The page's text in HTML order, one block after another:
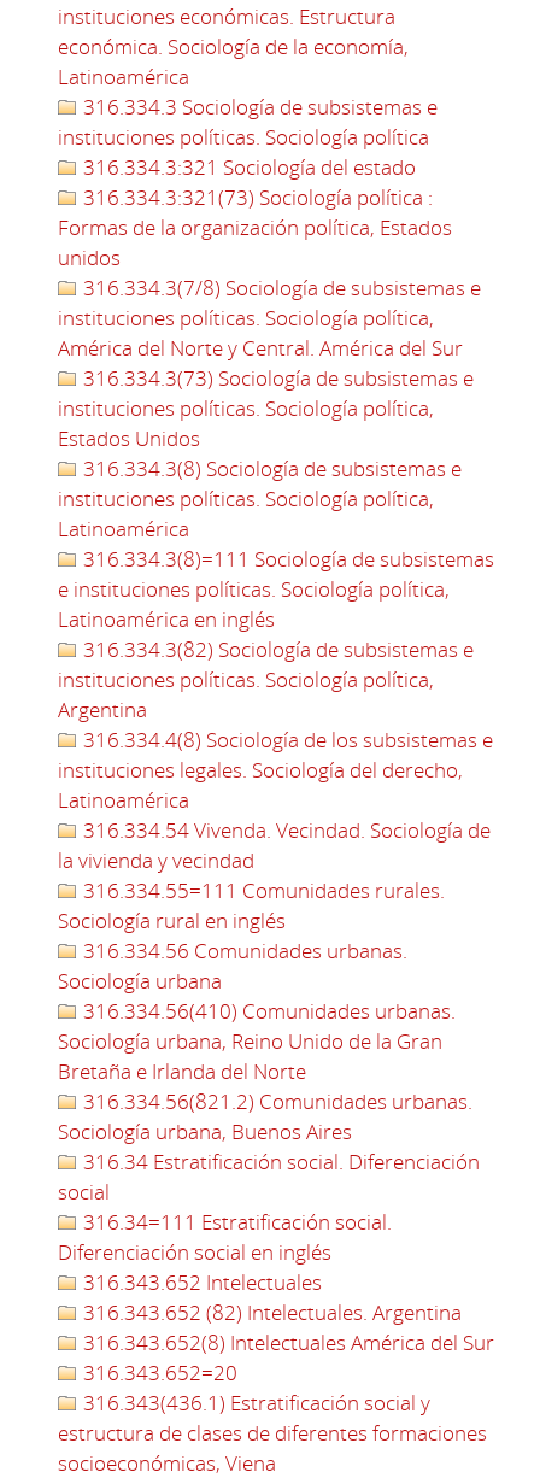
instituciones económicas. Estructura
económica. Sociología de la economía,
Latinoamérica
316.334.3 Sociología de subsistemas e
instituciones políticas. Sociología política
316.334.3:321 Sociología del estado
316.334.3:321(73) Sociología política :
Formas de la organización política, Estados
unidos
316.334.3(7/8) Sociología de subsistemas e
instituciones políticas. Sociología política,
América del Norte y Central. América del Sur
316.334.3(73) Sociología de subsistemas e
instituciones políticas. Sociología política,
Estados Unidos
316.334.3(8) Sociología de subsistemas e
instituciones políticas. Sociología política,
Latinoamérica
316.334.3(8)=111 Sociología de subsistemas
e instituciones políticas. Sociología política,
Latinoamérica en inglés
316.334.3(82) Sociología de subsistemas e
instituciones políticas. Sociología política,
Argentina
316.334.4(8) Sociología de los subsistemas e
instituciones legales. Sociología del derecho,
Latinoamérica
316.334.54 Vivenda. Vecindad. Sociología de
la vivienda y vecindad
316.334.55=111 Comunidades rurales.
Sociología rural en inglés
316.334.56 Comunidades urbanas.
Sociología urbana
316.334.56(410) Comunidades urbanas.
Sociología urbana, Reino Unido de la Gran
Bretaña e Irlanda del Norte
316.334.56(821.2) Comunidades urbanas.
Sociología urbana, Buenos Aires
316.34 Estratificación social. Diferenciación
social
316.34=111 Estratificación social.
Diferenciación social en inglés
316.343.652 Intelectuales
316.343.652 (82) Intelectuales. Argentina
316.343.652(8) Intelectuales América del Sur
316.343.652=20
316.343(436.1) Estratificación social y
estructura de clases de diferentes formaciones
socioeconómicas, Viena